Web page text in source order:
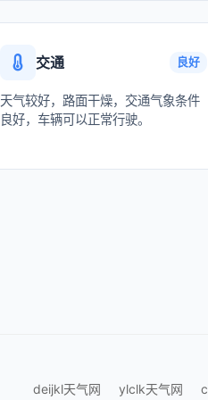
交通 良好
天气较好，路面干燥，交通气象条件
良好，车辆可以正常行驶。
deijkl天气网
ylclk天气网